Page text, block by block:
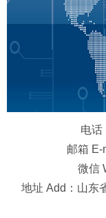
电话
邮箱
微信
地址 Add：山东